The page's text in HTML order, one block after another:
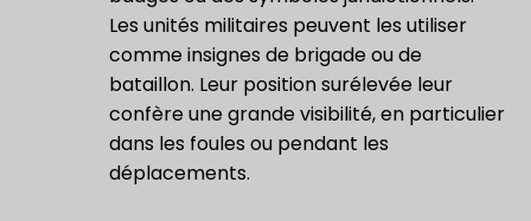
Les unités militaires peuvent les utiliser
comme insignes de brigade ou de
bataillon. Leur position surélevée leur
confère une grande visibilité, en particulier
dans les foules ou pendant les
déplacements.